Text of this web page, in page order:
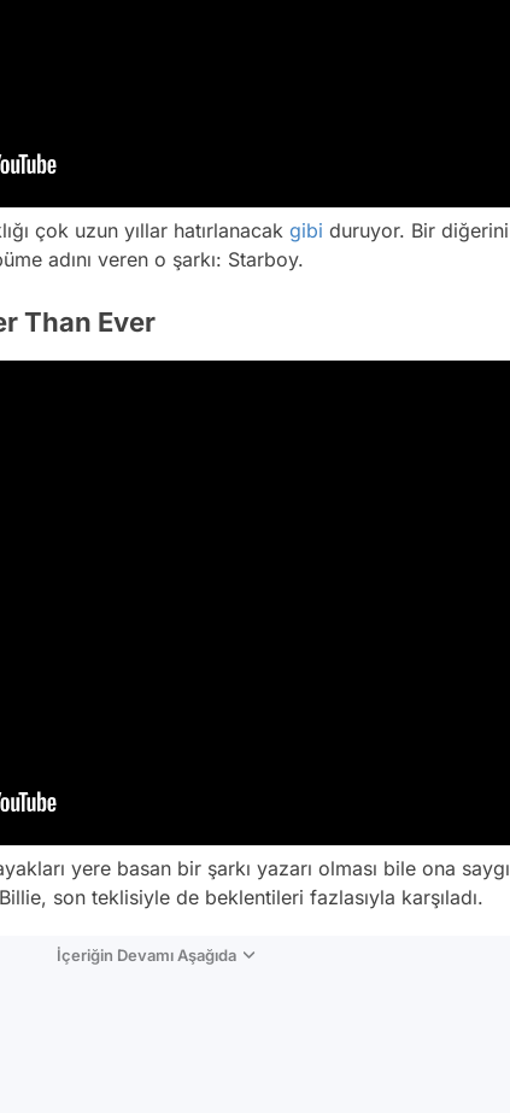
çok uzun yıllar hatırlanacak gibi duruyor. Bir diğerini
adını veren o şarkı: Starboy.
Than Ever
yere basan bir şarkı yazarı olması bile ona saygı
son teklisiyle de beklentileri fazlasıyla karşıladı.
İçeriğin Devamı Aşağıda